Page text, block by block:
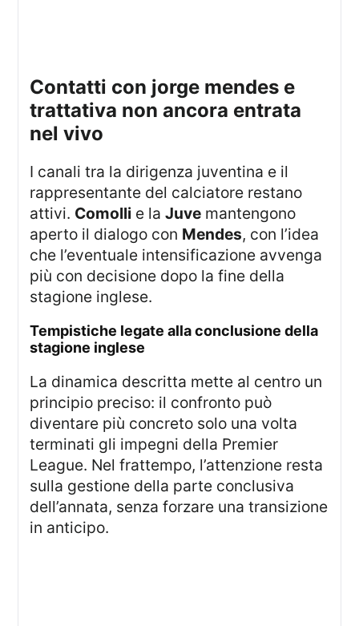
contatti con jorge mendes e
trattativa non ancora entrata
nel vivo
I canali tra la dirigenza juventina e il
rappresentante del calciatore restano
attivi. Comolli e laJuve mantengono
aperto il dialogo con Mendes, con l’idea
che l’eventuale intensificazione avvenga
più con decisione dopo la fine della
stagione inglese.
tempistiche legate alla conclusione della
stagione inglese
La dinamica descritta mette al centro un
principio preciso: il confronto può
diventare più concreto solo una volta
terminati gli impegni della Premier
League. Nel frattempo, l’attenzione resta
sulla gestione della parte conclusiva
dell’annata, senza forzare una transizione
in anticipo.